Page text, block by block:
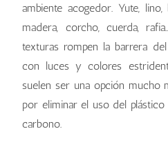
ambiente acogedor. Yute,
madera, corcho, cuerda,
texturas rompen la barrera
con luces y colores
suelen ser una opción mucho
por eliminar el uso del
carbono.